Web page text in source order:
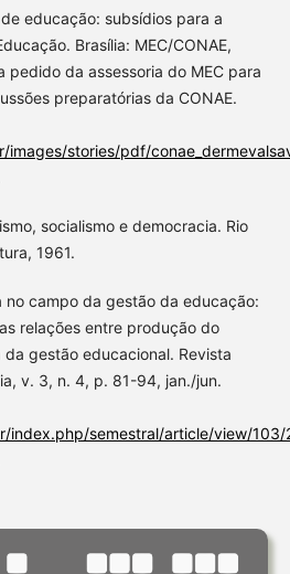
de educação: subsídios para a
Brasília: MEC/CONAE,
da assessoria do MEC para
preparatórias da CONAE.
images/stories/pdf/
socialismo e democracia. Rio
1961.
no campo da gestão da educação:
relações entre produção do
gestão educacional. Revista
v. 3, n. 4, p. 81-94, jan./jun.
index.php/semestral/article/view/103/